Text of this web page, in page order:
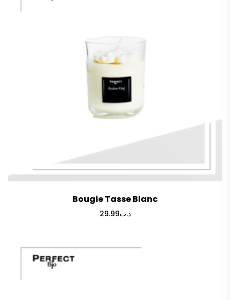
Bougie Tasse Blanc
د.ت29.99